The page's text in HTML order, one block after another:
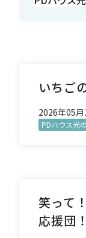
いちご
2026年05月
PDハウス光
笑って
応援団